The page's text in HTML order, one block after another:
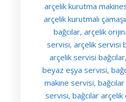
arçelik kurutma
arçelik kurutmalı
bağcılar, arçelik
servisi, arçelik servisi
arçelik servisi bağcılar,
beyaz eşya servisi,
makine servisi,
servisi, bağcılar arçelik